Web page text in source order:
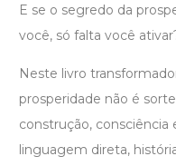
E se o segredo da
você, só falta você
Neste livro
prosperidade não é
construção, consciência
linguagem direta,